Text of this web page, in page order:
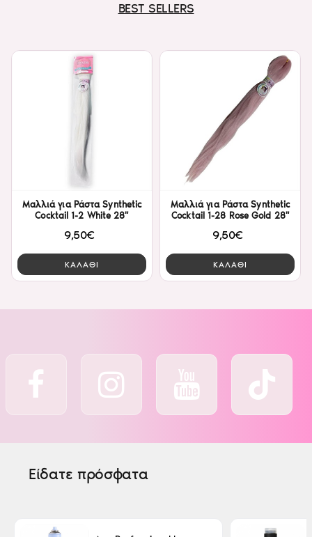
BEST SELLERS
Μαλλιά για Ράστα Synthetic
Cocktail 1-2 White 28"
9,50€
ΚΑΛΑΘΙ
Μαλλιά για Ράστα Synthetic
Cocktail 1-28 Rose Gold 28"
9,50€
ΚΑΛΑΘΙ
Είδατε πρόσφατα